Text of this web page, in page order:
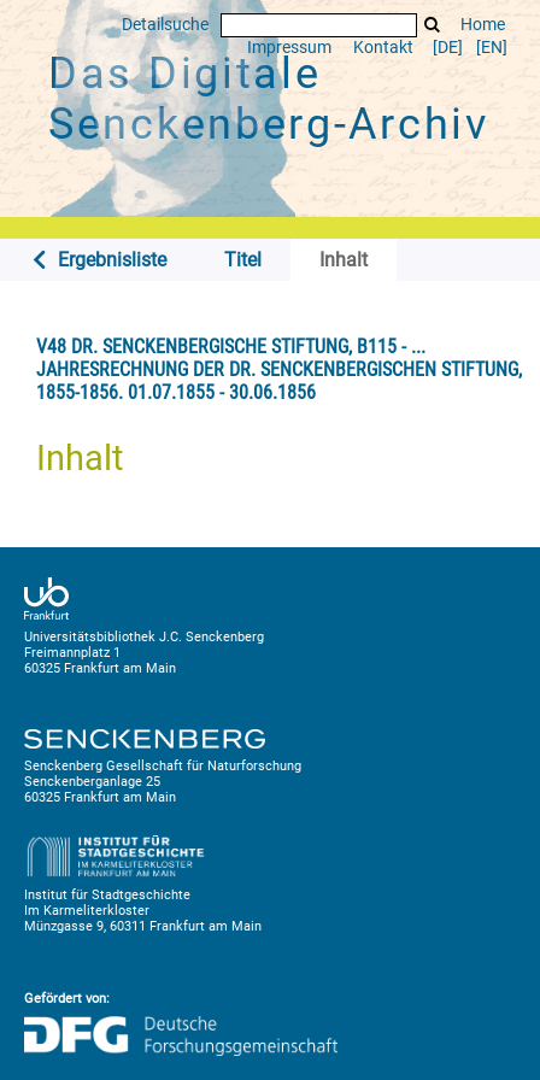
Detailsuche
Home
Impressum
Kontakt [DE] [EN]
Das Digitale
Senckenberg-Archiv
Ergebnisliste Titel Inhalt
V48 DR. SENCKENBERGISCHE STIFTUNG, B115 - ...
JAHRESRECHNUNG DER DR. SENCKENBERGISCHEN STIFTUNG,
1855-1856. 01.07.1855 - 30.06.1856
Inhalt
Universitätsbibliothek J.C. Senckenberg
Freimannplatz 1
60325 Frankfurt am Main
Senckenberg Gesellschaft für Naturforschung
Senckenberganlage 25
60325 Frankfurt am Main
Institut für Stadtgeschichte
Im Karmeliterkloster
Münzgasse 9, 60311 Frankfurt am Main
Gefördert von: